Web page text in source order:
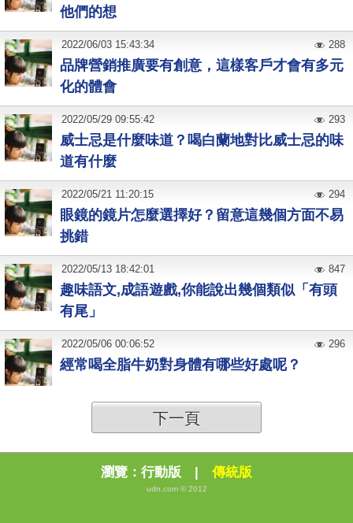
他們的想
品牌營銷推廣要有創意，這樣客戶才會有多元
化的體會
2022/06/03 15:43:34 288
威士忌是什麼味道？喝白蘭地對比威士忌的味
道有什麼
2022/05/29 09:55:42 293
眼鏡的鏡片怎麼選擇好？留意這幾個方面不易
挑錯
2022/05/21 11:20:15 294
趣味語文,成語遊戲,你能說出幾個類似「有頭
有尾」
2022/05/13 18:42:01 847
經常喝全脂牛奶對身體有哪些好處呢？
2022/05/06 00:06:52 296
下一頁
瀏覽： 行動版 | 傳統版
udn.com © 2012